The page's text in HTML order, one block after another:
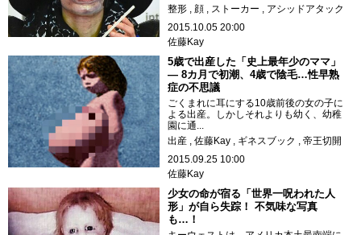
整形
顔 ストーカー
アシッドアタック
2015.10.05 20:00
佐藤Kay
5歳で出産した「史上最年少のママ」
― 8カ月で初潮、4歳で陰毛…性早熟
症の不思議
ごくまれに耳にする10歳前後の女の子に
よる出産。しかしそれよりも幼く、幼稚
園に通...
出産
佐藤Kay ギネスブック
帝王切開
2015.09.25 10:00
佐藤Kay
少女の命が宿る「世界一呪われた人
形」が自ら失踪！ 不気味な写真
も…！